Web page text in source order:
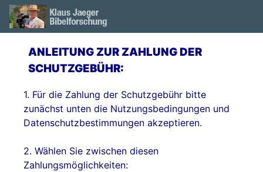
ANLEITUNG ZUR ZAHLUNG DER
SCHUTZGEBÜHR:
1. Für die Zahlung der Schutzgebühr bitte
zunächst unten die Nutzungsbedingungen und
Datenschutzbestimmungen akzeptieren.
2. Wählen Sie zwischen diesen
Zahlungsmöglichkeiten: